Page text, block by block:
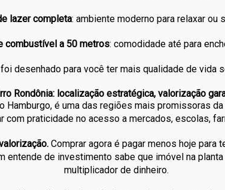
lazer completa: ambiente moderno para relaxar ou
combustível a 50 metros: comodidade até para
desenhado para você ter mais qualidade de vida
Rondônia: localização estratégica, valorização
Hamburgo, é uma das regiões mais promissoras
com praticidade no acesso a mercados, escolas,
Comprar agora é pagar menos hoje para
entende de investimento sabe que imóvel na
multiplicador de dinheiro.